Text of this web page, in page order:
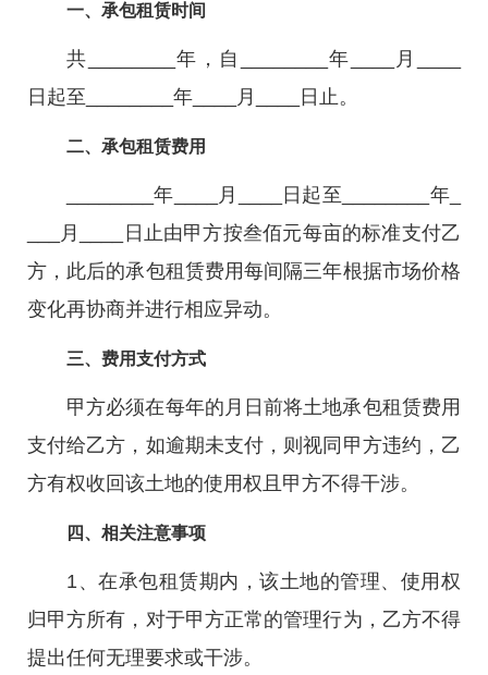
一、承包租赁时间
共________年，自________年____月____
日起至________年____月____日止。
二、承包租赁费用
________年____月____日起至________年_
___月____日止由甲方按叁佰元每亩的标准支付乙
方，此后的承包租赁费用每间隔三年根据市场价格
变化再协商并进行相应异动。
三、费用支付方式
甲方必须在每年的月日前将土地承包租赁费用
支付给乙方，如逾期未支付，则视同甲方违约，乙
方有权收回该土地的使用权且甲方不得干涉。
四、相关注意事项
1、在承包租赁期内，该土地的管理、使用权
归甲方所有，对于甲方正常的管理行为，乙方不得
提出任何无理要求或干涉。